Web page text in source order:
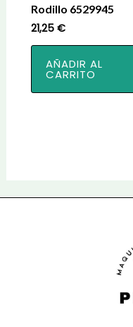
Rodillo 6529945
21,25 €
AÑADIR AL
CARRITO